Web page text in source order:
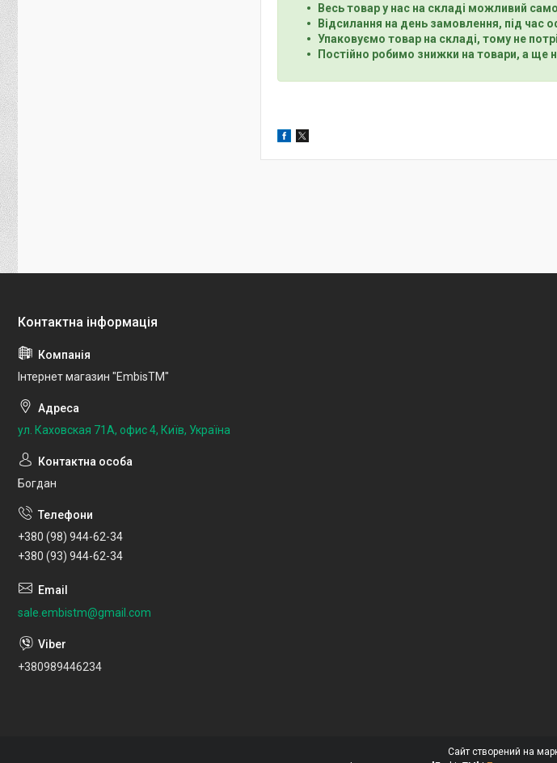
Весь товар у нас на складі можливий
Відсилання на день замовлення, під
Упаковуємо товар на складі, тому не
Постійно робимо знижки на товари, а ще
Інтернет магазин "EmbisTM"
ул. Каховская 71А, офис 4, Київ, Україна
Богдан
+380 (98) 944-62-34
+380 (93) 944-62-34
sale.embistm@gmail.com
+380989446234
Сайт створений на